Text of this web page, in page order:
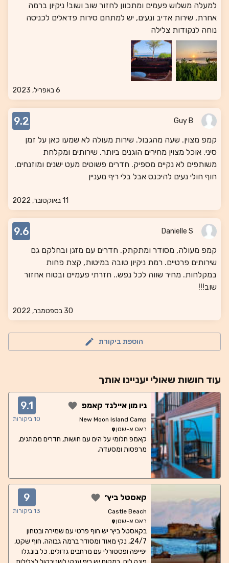
למעלה משלוש פעמים ומתכוון לחזור שוב ושוב! ניקיון ברמה
אחרת, שירות אדיב ונעים, יש למתחם סירות פדאלים לכניסה
נוחה לנקודות צלילה
6 באפריל, 2023
Guy B
9.2
קמפ מצוין. שעה מהגבול. שירות מעולה לא שמעו כאן על זמן
סיני. אוכל מצוין מחירים הוגנים ביותר. שירותים ומקלחת
משותפים לא נקיים מספיק. חדרים פשוטים מעט ישנים ומוזנחים.
חוף חולי נעים להיכנס אבל בלי ריף מעניין
11 באוקטובר, 2022
Danielle S
9.6
קמפ מעולה, מסודר ומתקתק. חדרים עם מזגן ובחלקם גם
שירותים פרטיים. רמת ניקיון טובה במיטות, קצת פחות
במקלחות. מחיר שווה לכל נפש.. חזרתי פעמיים ובטוח אחזור
שוב!!!
30 בספטמבר, 2022
הוספת ביקורת
עוד חושות שאולי יעניינו אותך
ניו מון איילנד קאמפ
New Moon Island Camp
ראס א-שטן
9.1
10 ביקורות
קאמפ חלומי על הים עם חושות, חדרים ממוזגים,
מרפסות ומסעדה.
קאסטל ביץ׳
Castle Beach
ראס א-שטן
9
13 ביקורות
בקאסטל ביץ׳ יש חוף פרטי עם שמירה ובטחון
24/7, נקי מאוד ומסודר ברמה גבוהה. חוף שקט,
יפייפה ופסטורלי עם מרחבים גדולים. כל בונגלו